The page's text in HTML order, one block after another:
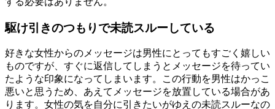
駆け引きのつもりで未読スルーしている
好きな女性からのメッセージは男性にとってもすごく嬉しい
ものですが、すぐに返信してしまうとメッセージを待ってい
たような印象になってしまいます。この行動を男性はかっこ
悪いと思うため、あえてメッセージを放置している場合があ
ります。女性の気を自分に引きたいがゆえの未読スルーなの